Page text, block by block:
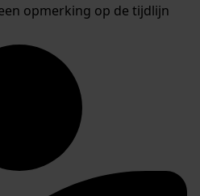
opmerking op de tijdlijn